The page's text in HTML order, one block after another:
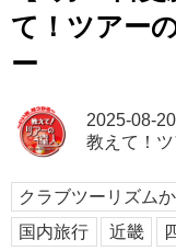
て！ツアー
ー
2025-08-20
教えて！
クラブツーリズム
国内旅行
近畿